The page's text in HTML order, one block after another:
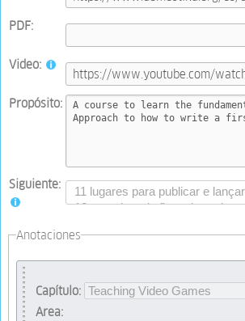
PDF:
Video:
Propósito:
Siguiente:
Anotaciones
Capítulo:
Area: